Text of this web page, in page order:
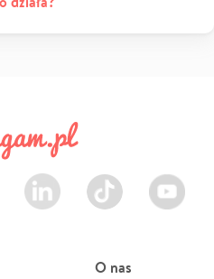
LinkedIn TikTok Youtube
O nas